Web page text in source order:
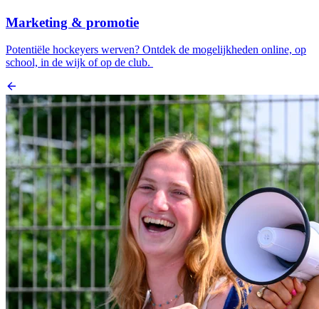
Marketing & promotie
Potentiële hockeyers werven? Ontdek de mogelijkheden online, op
school, in de wijk of op de club.